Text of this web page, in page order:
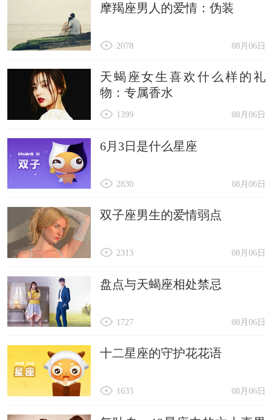
摩羯座男人的爱情：伪装
08月06日
2078
天蝎座女生喜欢什么样的礼
物：专属香水
08月06日
1399
6月3日是什么星座
08月06日
2830
双子座男生的爱情弱点
08月06日
2313
盘点与天蝎座相处禁忌
08月06日
1727
十二星座的守护花花语
08月06日
1633